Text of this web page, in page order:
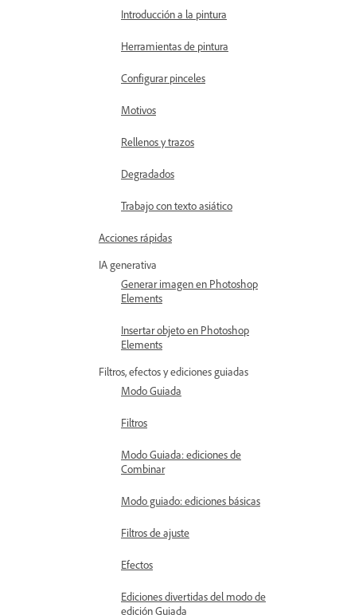
Introducción a la pintura
Herramientas de pintura
Configurar pinceles
Motivos
Rellenos y trazos
Degradados
Trabajo con texto asiático
Acciones rápidas
IA generativa
Generar imagen en Photoshop
Elements
Insertar objeto en Photoshop
Elements
Filtros, efectos y ediciones guiadas
Modo Guiada
Filtros
Modo Guiada: ediciones de
Combinar
Modo guiado: ediciones básicas
Filtros de ajuste
Efectos
Ediciones divertidas del modo de
edición Guiada